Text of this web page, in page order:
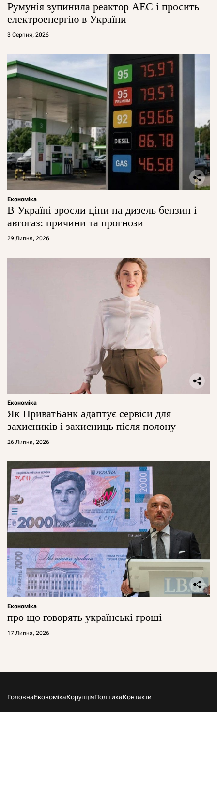
Румунія зупинила реактор АЕС і просить
електроенергію в України
3 Серпня, 2026
Економіка
В Україні зросли ціни на дизель бензин і
автогаз: причини та прогнози
29 Липня, 2026
Економіка
Як ПриватБанк адаптує сервіси для
захисників і захисниць після полону
26 Липня, 2026
Економіка
про що говорять українські гроші
17 Липня, 2026
ГоловнаЕкономікаКорупціяПолітикаКонтакти